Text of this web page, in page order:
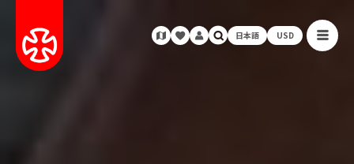
日本語 USD